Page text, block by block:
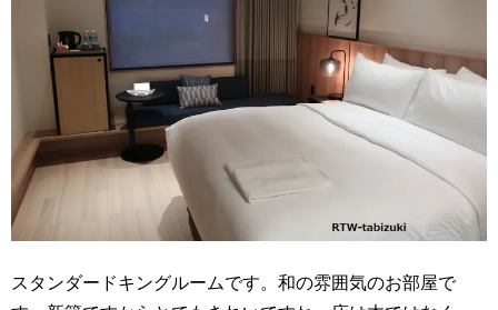
スタンダードキングルームです。和の雰囲気のお部屋で